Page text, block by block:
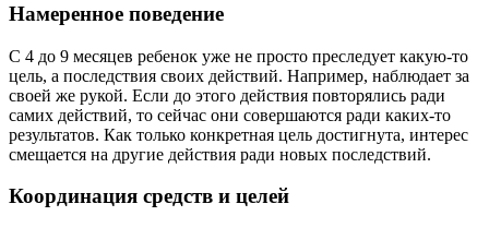
Намеренное поведение
С 4 до 9 месяцев ребенок уже не просто преследует какую-то
цель, а последствия своих действий. Например, наблюдает за
своей же рукой. Если до этого действия повторялись ради
самих действий, то сейчас они совершаются ради каких-то
результатов. Как только конкретная цель достигнута, интерес
смещается на другие действия ради новых последствий.
Координация средств и целей